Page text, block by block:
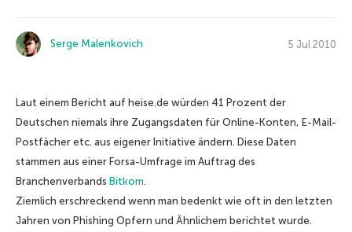
Serge Malenkovich 5 Jul 2010
Laut einem Bericht auf heise.de würden 41 Prozent der
Deutschen niemals ihre Zugangsdaten für Online-Konten, E-Mail-
Postfächer etc. aus eigener Initiative ändern. Diese Daten
stammen aus einer Forsa-Umfrage im Auftrag des
Branchenverbands Bitkom.
Ziemlich erschreckend wenn man bedenkt wie oft in den letzten
Jahren von Phishing Opfern und Ähnlichem berichtet wurde.